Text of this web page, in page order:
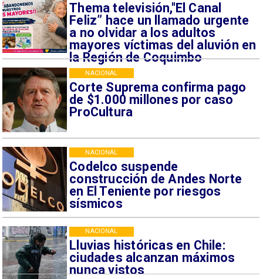
Thema televisión,"El Canal
Feliz” hace un llamado urgente
a no olvidar a los adultos
mayores víctimas del aluvión en
la Región de Coquimbo
Corte Suprema confirma pago
de $1.000 millones por caso
ProCultura
NACIONAL
Codelco suspende
construcción de Andes Norte
en El Teniente por riesgos
sísmicos
NACIONAL
Lluvias históricas en Chile:
ciudades alcanzan máximos
nunca vistos
NACIONAL